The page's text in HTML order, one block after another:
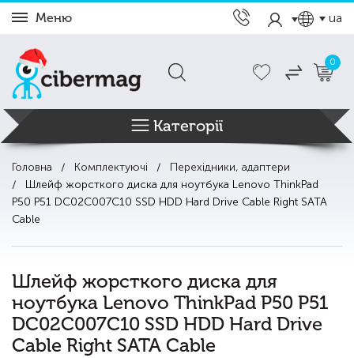
Меню ua
0
Категорії
Головна Комплектуючі
Перехідники, адаптери
Шлейф жорсткого диска для ноутбука Lenovo ThinkPad
P50 P51 DC02C007C10 SSD HDD Hard Drive Cable Right SATA
Cable
Шлейф жорсткого диска для
ноутбука Lenovo ThinkPad P50 P51
DC02C007C10 SSD HDD Hard Drive
Cable Right SATA Cable